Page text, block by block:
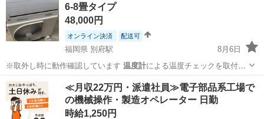
6-8畳タイプ
48,000円
オンライン決済 配送可
福岡県 別府駅
8月6日
※取外し時に動作確認しています 温度計による温度チェックを取付後
に行います …
福岡 福岡市 別府駅 季節、空調家電 ルーム
≪月収22万円・派遣社員≫電子部品系工場で
の機械操作・製造オペレーター 日勤
時給1,250円